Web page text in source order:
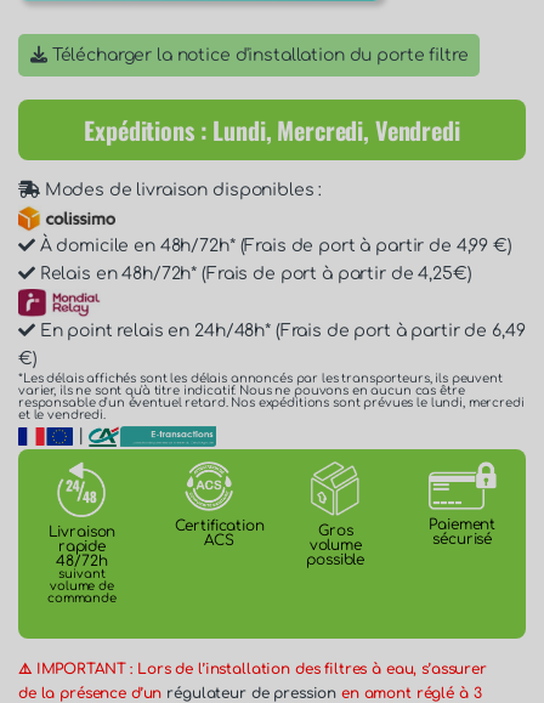
Télécharger la notice d'installation du porte filtre
Expéditions : Lundi, Mercredi, Vendredi
Modes de livraison disponibles :
À domicile en 48h/72h* (Frais de port à partir de 4,99 €)
Relais en 48h/72h* (Frais de port à partir de 4,25€)
En point relais en 24h/48h* (Frais de port à partir de 6,49
€)
*Les délais affichés sont les délais annoncés par les transporteurs, ils peuvent
varier, ils ne sont qu'à titre indicatif. Nous ne pouvons en aucun cas être
responsable d'un éventuel retard. Nos expéditions sont prévues le lundi, mercredi
et le vendredi.
Livraison
rapide
48/72h
suivant
volume de
commande
Certification
ACS
Gros
volume
possible
Paiement
sécurisé
⚠️ IMPORTANT : Lors de l’installation des filtres à eau, s’assurer
de la présence d’un régulateur de pression en amont réglé à 3